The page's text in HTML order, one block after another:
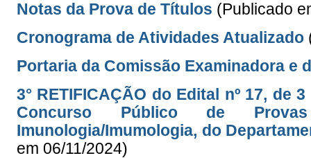
Notas da Prova de Títulos (Publicado
Cronograma de Atividades Atualizado
Portaria da Comissão Examinadora e
3° RETIFICAÇÃO do Edital nº 17, de
Concurso Público de
Imunologia/Imumologia, do
em 06/11/2024)